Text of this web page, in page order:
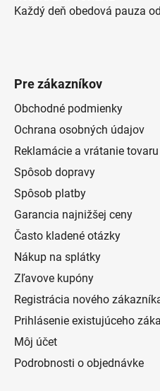
Každý deň obedová pauza
Pre zákazníkov
Obchodné podmienky
Ochrana osobných údajov
Reklamácie a vrátanie tovaru
Spôsob dopravy
Spôsob platby
Garancia najnižšej ceny
Často kladené otázky
Nákup na splátky
Zľavove kupóny
Registrácia nového
Prihlásenie existujúceho
Môj účet
Podrobnosti o objednávke